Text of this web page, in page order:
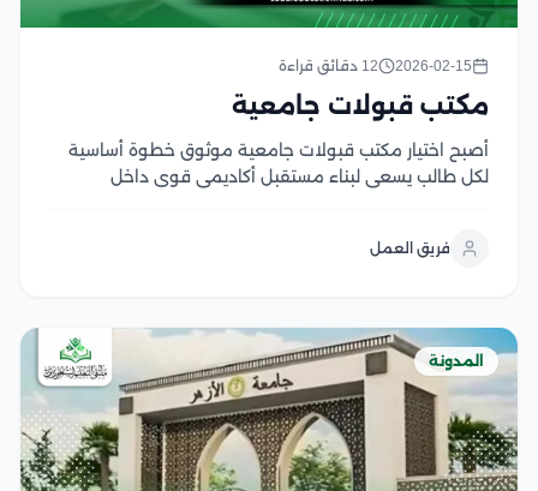
2026-02-15 12 دقائق قراءة
مكتب قبولات جامعية
أصبح اختيار مكتب قبولات جامعية موثوق خطوة أساسية
لكل طالب يسعى لبناء مستقبل أكاديمي قوي داخل
منصات التسجيل الإلكترونية، ولذلك بدلًا من إضاعة الوقت
فريق العمل
المدونة